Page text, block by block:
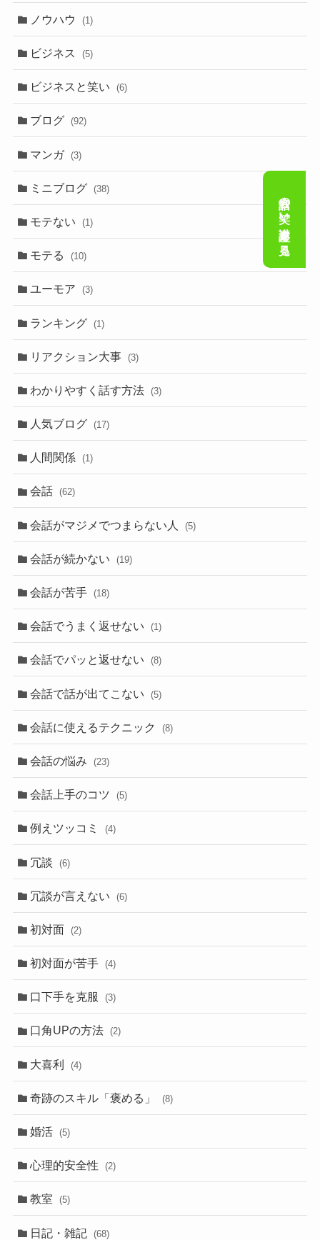
ノウハウ (1)
ビジネス (5)
ビジネスと笑い (6)
ブログ (92)
マンガ (3)
ミニブログ (38)
モテない (1)
モテる (10)
ユーモア (3)
ランキング (1)
リアクション大事 (3)
わかりやすく話す方法 (3)
人気ブログ (17)
人間関係 (1)
会話 (62)
会話がマジメでつまらない人 (5)
会話が続かない (19)
会話が苦手 (18)
会話でうまく返せない (1)
会話でパッと返せない (8)
会話で話が出てこない (5)
会話に使えるテクニック (8)
会話の悩み (23)
会話上手のコツ (5)
例えツッコミ (4)
冗談 (6)
冗談が言えない (6)
初対面 (2)
初対面が苦手 (4)
口下手を克服 (3)
口角UPの方法 (2)
大喜利 (4)
奇跡のスキル「褒める」 (8)
婚活 (5)
心理的安全性 (2)
教室 (5)
日記・雑記 (68)
会話の笑い講座を見る